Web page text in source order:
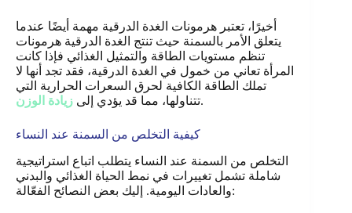
أخيرًا، تعتبر هرمونات الغدة الدرقية مهمة أيضًا عندما
يتعلق الأمر بالسمنة حيث تنتج الغدة الدرقية هرمونات
تنظم مستويات الطاقة والتمثيل الغذائي فإذا كانت
المرأة تعاني من خمول في الغدة الدرقية، فقد تجد أنها لا
تملك الطاقة الكافية لحرق السعرات الحرارية التي
تتناولها، مما قد يؤدي إلى زيادة الوزن .
كيفية التخلص من السمنة عند النساء
التخلص من السمنة عند النساء يتطلب اتباع استراتيجية
شاملة تشمل تغييرات في نمط الحياة الغذائي والبدني
والعادات اليومية. إليك بعض النصائح الفعّالة: